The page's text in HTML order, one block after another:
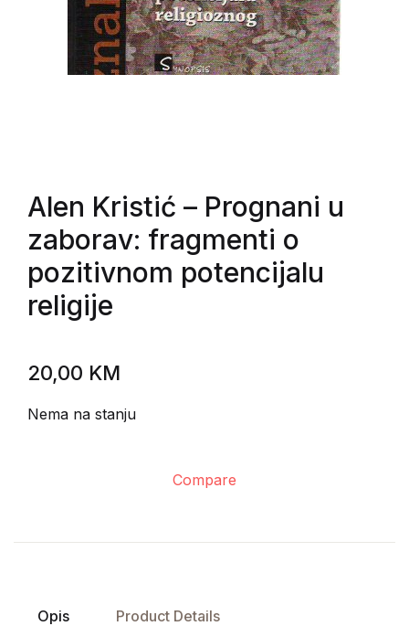
Alen Kristić – Prognani u
zaborav: fragmenti o
pozitivnom potencijalu
religije
20,00 KM
Nema na stanju
Compare
Opis Product Details